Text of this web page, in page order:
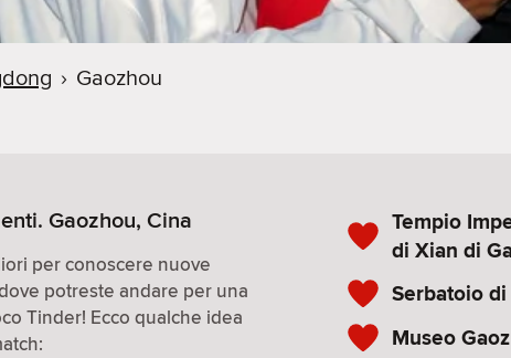
› Gaozhou
Gaozhou, Cina
per conoscere nuove
potreste andare per una
Tinder! Ecco qualche idea
Tempio
di Xian di
Serbatoio
Museo